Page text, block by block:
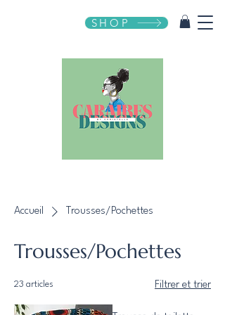
SHOP
Accueil Trousses/Pochettes
Trousses/Pochettes
23 articles Filtrer et trier